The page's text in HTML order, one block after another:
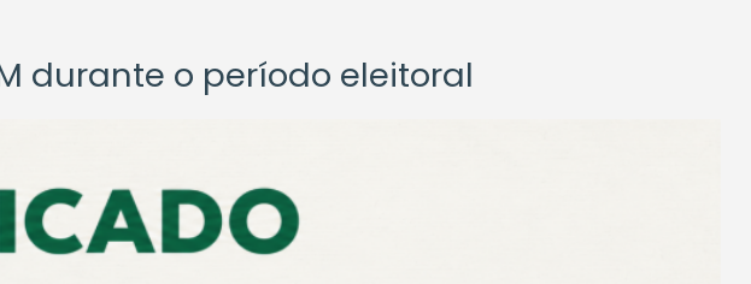
durante o período eleitoral